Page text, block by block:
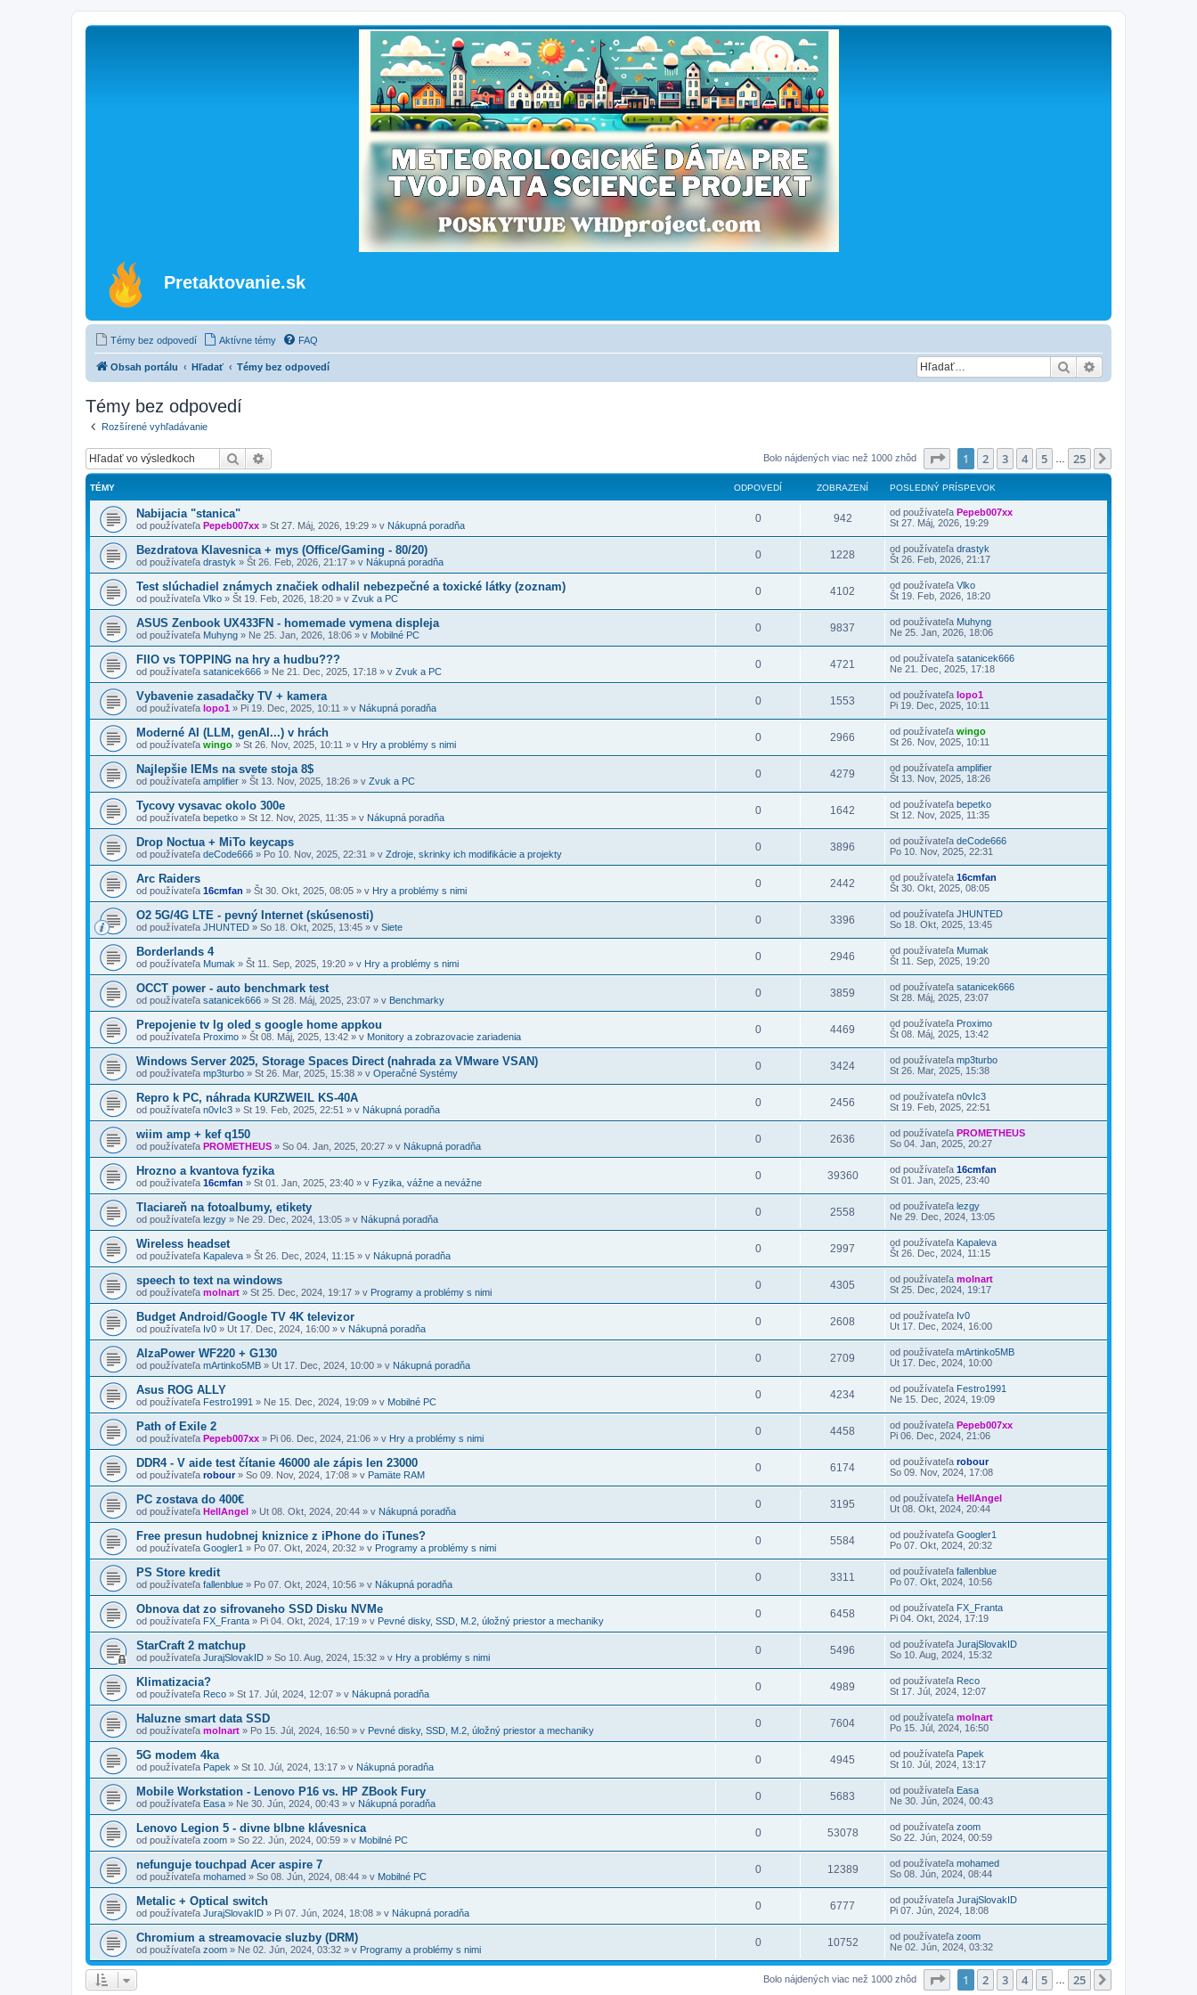
Pretaktovanie.sk
Témy bez odpovedí Aktívne témy FAQ
Obsah portálu Hľadať Témy bez odpovedí Hľadať
Témy bez odpovedí
Rozšírené vyhľadávanie
Hľadať Bolo nájdených viac než 1000 zhôd Strana1 25
1 2 3 4 5 25
TÉMY ODPOVEDÍ ZOBRAZENÍ POSLEDNÝ PRÍSPEVOK
Nabijacia "stanica"
od používateľa Pepeb007xx » St 27. Máj, 2026, 19:29 » v Nákupná poradňa
0 942 od používateľa Pepeb007xx
St 27. Máj, 2026, 19:29
Bezdratova Klavesnica + mys (Office/Gaming - 80/20)
od používateľa drastyk » Št 26. Feb, 2026, 21:17 » v Nákupná poradňa
0 1228 od používateľa drastyk
Št 26. Feb, 2026, 21:17
Test slúchadiel známych značiek odhalil nebezpečné a toxické látky (zoznam)
od používateľa Vlko » Št 19. Feb, 2026, 18:20 » v Zvuk a PC
0 4102 od používateľa Vlko
Št 19. Feb, 2026, 18:20
ASUS Zenbook UX433FN - homemade vymena displeja
od používateľa Muhyng » Ne 25. Jan, 2026, 18:06 » v Mobilné PC
0 9837 od používateľa Muhyng
Ne 25. Jan, 2026, 18:06
FIIO vs TOPPING na hry a hudbu???
od používateľa satanicek666 » Ne 21. Dec, 2025, 17:18 » v Zvuk a PC
0 4721 od používateľa satanicek666
Ne 21. Dec, 2025, 17:18
Vybavenie zasadačky TV + kamera
od používateľa lopo1 » Pi 19. Dec, 2025, 10:11 » v Nákupná poradňa
0 1553 od používateľa lopo1
Pi 19. Dec, 2025, 10:11
Moderné AI (LLM, genAI...) v hrách
od používateľa wingo » St 26. Nov, 2025, 10:11 » v Hry a problémy s nimi
0 2966 od používateľa wingo
St 26. Nov, 2025, 10:11
Najlepšie IEMs na svete stoja 8$
od používateľa amplifier » Št 13. Nov, 2025, 18:26 » v Zvuk a PC
0 4279 od používateľa amplifier
Št 13. Nov, 2025, 18:26
Tycovy vysavac okolo 300e
od používateľa bepetko » St 12. Nov, 2025, 11:35 » v Nákupná poradňa
0 1642 od používateľa bepetko
St 12. Nov, 2025, 11:35
Drop Noctua + MiTo keycaps
od používateľa deCode666 » Po 10. Nov, 2025, 22:31 » v Zdroje, skrinky ich modifikácie a projekty
0 3896 od používateľa deCode666
Po 10. Nov, 2025, 22:31
Arc Raiders
od používateľa 16cmfan » Št 30. Okt, 2025, 08:05 » v Hry a problémy s nimi
0 2442 od používateľa 16cmfan
Št 30. Okt, 2025, 08:05
O2 5G/4G LTE - pevný Internet (skúsenosti)
od používateľa JHUNTED » So 18. Okt, 2025, 13:45 » v Siete
0 3396 od používateľa JHUNTED
So 18. Okt, 2025, 13:45
Borderlands 4
od používateľa Mumak » Št 11. Sep, 2025, 19:20 » v Hry a problémy s nimi
0 2946 od používateľa Mumak
Št 11. Sep, 2025, 19:20
OCCT power - auto benchmark test
od používateľa satanicek666 » St 28. Máj, 2025, 23:07 » v Benchmarky
0 3859 od používateľa satanicek666
St 28. Máj, 2025, 23:07
Prepojenie tv lg oled s google home appkou
od používateľa Proximo » Št 08. Máj, 2025, 13:42 » v Monitory a zobrazovacie zariadenia
0 4469 od používateľa Proximo
Št 08. Máj, 2025, 13:42
Windows Server 2025, Storage Spaces Direct (nahrada za VMware VSAN)
od používateľa mp3turbo » St 26. Mar, 2025, 15:38 » v Operačné Systémy
0 3424 od používateľa mp3turbo
St 26. Mar, 2025, 15:38
Repro k PC, náhrada KURZWEIL KS-40A
od používateľa n0vIc3 » St 19. Feb, 2025, 22:51 » v Nákupná poradňa
0 2456 od používateľa n0vIc3
St 19. Feb, 2025, 22:51
wiim amp + kef q150
od používateľa PROMETHEUS » So 04. Jan, 2025, 20:27 » v Nákupná poradňa
0 2636 od používateľa PROMETHEUS
So 04. Jan, 2025, 20:27
Hrozno a kvantova fyzika
od používateľa 16cmfan » St 01. Jan, 2025, 23:40 » v Fyzika, vážne a nevážne
0 39360 od používateľa 16cmfan
St 01. Jan, 2025, 23:40
Tlaciareň na fotoalbumy, etikety
od používateľa lezgy » Ne 29. Dec, 2024, 13:05 » v Nákupná poradňa
0 2558 od používateľa lezgy
Ne 29. Dec, 2024, 13:05
Wireless headset
od používateľa Kapaleva » Št 26. Dec, 2024, 11:15 » v Nákupná poradňa
0 2997 od používateľa Kapaleva
Št 26. Dec, 2024, 11:15
speech to text na windows
od používateľa molnart » St 25. Dec, 2024, 19:17 » v Programy a problémy s nimi
0 4305 od používateľa molnart
St 25. Dec, 2024, 19:17
Budget Android/Google TV 4K televizor
od používateľa Iv0 » Ut 17. Dec, 2024, 16:00 » v Nákupná poradňa
0 2608 od používateľa Iv0
Ut 17. Dec, 2024, 16:00
AlzaPower WF220 + G130
od používateľa mArtinko5MB » Ut 17. Dec, 2024, 10:00 » v Nákupná poradňa
0 2709 od používateľa mArtinko5MB
Ut 17. Dec, 2024, 10:00
Asus ROG ALLY
od používateľa Festro1991 » Ne 15. Dec, 2024, 19:09 » v Mobilné PC
0 4234 od používateľa Festro1991
Ne 15. Dec, 2024, 19:09
Path of Exile 2
od používateľa Pepeb007xx » Pi 06. Dec, 2024, 21:06 » v Hry a problémy s nimi
0 4458 od používateľa Pepeb007xx
Pi 06. Dec, 2024, 21:06
DDR4 - V aide test čítanie 46000 ale zápis len 23000
od používateľa robour» So 09. Nov, 2024, 17:08 » v Pamäte RAM
0 6174 od používateľa robour
So 09. Nov, 2024, 17:08
PC zostava do 400€
od používateľa HellAngel » Ut 08. Okt, 2024, 20:44 » v Nákupná poradňa
0 3195 od používateľa HellAngel
Ut 08. Okt, 2024, 20:44
Free presun hudobnej kniznice z iPhone do iTunes?
od používateľa Googler1 » Po 07. Okt, 2024, 20:32 » v Programy a problémy s nimi
0 5584 od používateľa Googler1
Po 07. Okt, 2024, 20:32
PS Store kredit
od používateľa fallenblue » Po 07. Okt, 2024, 10:56 » v Nákupná poradňa
0 3311 od používateľa fallenblue
Po 07. Okt, 2024, 10:56
Obnova dat zo sifrovaneho SSD Disku NVMe
od používateľa FX_Franta » Pi 04. Okt, 2024, 17:19 » v Pevné disky, SSD, M.2, úložný priestor a mechaniky
0 6458 od používateľa FX_Franta
Pi 04. Okt, 2024, 17:19
StarCraft 2 matchup
od používateľa JurajSlovakID » So 10. Aug, 2024, 15:32 » v Hry a problémy s nimi
0 5496 od používateľa JurajSlovakID
So 10. Aug, 2024, 15:32
Klimatizacia?
od používateľa Reco » St 17. Júl, 2024, 12:07 » v Nákupná poradňa
0 4989 od používateľa Reco
St 17. Júl, 2024, 12:07
Haluzne smart data SSD
od používateľa molnart » Po 15. Júl, 2024, 16:50 » v Pevné disky, SSD, M.2, úložný priestor a mechaniky
0 7604 od používateľa molnart
Po 15. Júl, 2024, 16:50
5G modem 4ka
od používateľa Papek » St 10. Júl, 2024, 13:17 » v Nákupná poradňa
0 4945 od používateľa Papek
St 10. Júl, 2024, 13:17
Mobile Workstation - Lenovo P16 vs. HP ZBook Fury
od používateľa Easa » Ne 30. Jún, 2024, 00:43 » v Nákupná poradňa
0 5683 od používateľa Easa
Ne 30. Jún, 2024, 00:43
Lenovo Legion 5 - divne blbne klávesnica
od používateľa zoom » So 22. Jún, 2024, 00:59 » v Mobilné PC
0 53078 od používateľa zoom
So 22. Jún, 2024, 00:59
nefunguje touchpad Acer aspire 7
od používateľa mohamed » So 08. Jún, 2024, 08:44 » v Mobilné PC
0 12389 od používateľa mohamed
So 08. Jún, 2024, 08:44
Metalic + Optical switch
od používateľa JurajSlovakID » Pi 07. Jún, 2024, 18:08 » v Nákupná poradňa
0 6777 od používateľa JurajSlovakID
Pi 07. Jún, 2024, 18:08
Chromium a streamovacie sluzby (DRM)
od používateľa zoom » Ne 02. Jún, 2024, 03:32 » v Programy a problémy s nimi
0 10752 od používateľa zoom
Ne 02. Jún, 2024, 03:32
Bolo nájdených viac než 1000 zhôd Strana1 25
1 2 3 4 5 25